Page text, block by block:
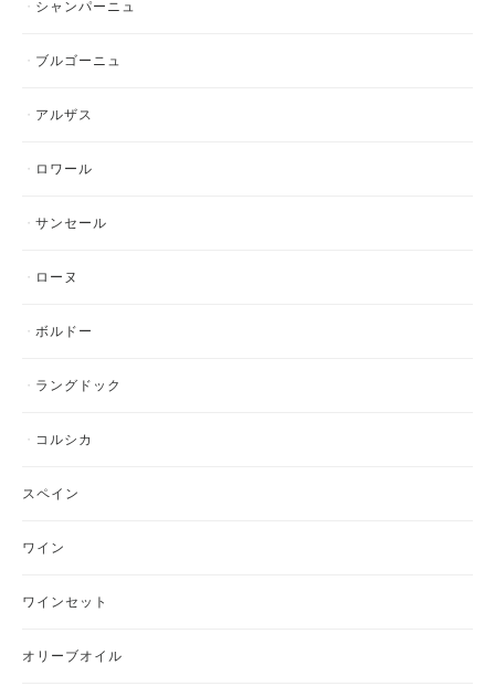
シャンパーニュ
ブルゴーニュ
アルザス
ロワール
サンセール
ローヌ
ボルドー
ラングドック
コルシカ
スペイン
ワイン
ワインセット
オリーブオイル